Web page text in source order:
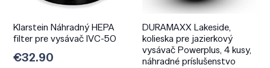
Klarstein Náhradný HEPA
filter pre vysávač IVC-50
€32.90
DURAMAXX Lakeside,
kolieska pre jazierkový
vysávač Powerplus, 4 kusy,
náhradné príslušenstvo